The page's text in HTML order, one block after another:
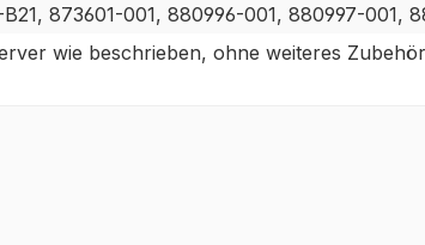
873601-001, 880996-001, 880997-001,
wie beschrieben, ohne weiteres